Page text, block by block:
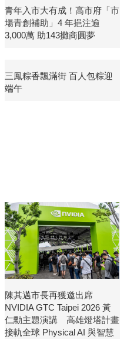
青年入市大有成！高市府「市
場青創補助」4 年挹注逾
3,000萬 助143攤商圓夢
三鳳粽香飄滿街 百人包粽迎
端午
陳其邁市長再獲邀出席
NVIDIA GTC Taipei 2026 黃
仁勳主題演講 高雄燈塔計畫
接軌全球 Physical AI 與智慧